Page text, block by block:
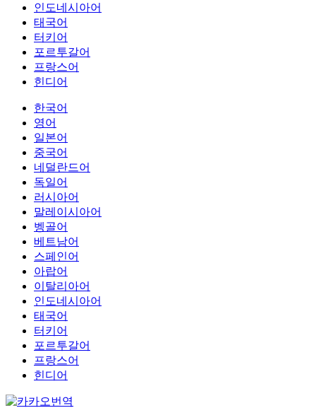
인도네시아어
태국어
터키어
포르투갈어
프랑스어
힌디어
한국어
영어
일본어
중국어
네덜란드어
독일어
러시아어
말레이시아어
벵골어
베트남어
스페인어
아랍어
이탈리아어
인도네시아어
태국어
터키어
포르투갈어
프랑스어
힌디어